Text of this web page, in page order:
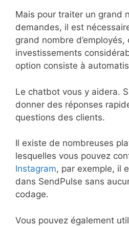
Mais pour traiter un grand
demandes, il est
grand nombre
investissements
option consiste à
Le chatbot vous y aidera.
donner des réponses
questions des clients.
Il existe de nombreuses
lesquelles vous pouvez
Instagram, par exemple, il
dans SendPulse sans
codage.
Vous pouvez également